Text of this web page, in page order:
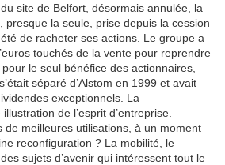
site de Belfort, désormais annulée, la
presque la seule, prise depuis la cession
été de racheter ses actions. Le groupe a
touchés de la vente pour reprendre
le seul bénéfice des actionnaires,
séparé d’Alstom en 1999 et avait
exceptionnels. La
de l’esprit d’entreprise.
de meilleures utilisations, à un moment
reconfiguration ? La mobilité, le
sujets d’avenir qui intéressent tout le